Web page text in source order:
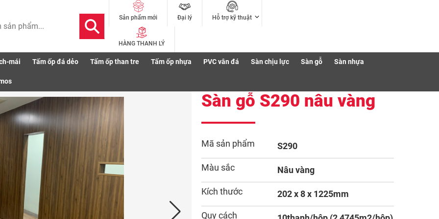
Sản phẩm mới Đại lý Hỗ trợ kỹ thuật
HÀNG THANH LÝ
mái Tấm ốp đá dẻo Tấm ốp than tre Tấm ốp nhựa PVC vân đá Sàn chịu lực Sàn gỗ Sàn nhựa
gỗ S290 nâu vàng
Sàn gỗ S290 nâu vàng
Mã sản phẩm S290
Màu sắc Nâu vàng
Kích thước 202 x 8 x 1225mm
Quy cách